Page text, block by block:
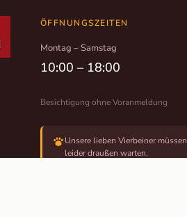
ÖFFNUNGSZEITEN
Montag – Samstag
10:00 – 18:00
Besichtigung ohne Voranmeldung
Unsere lieben Vierbeiner müssen
leider draußen warten.